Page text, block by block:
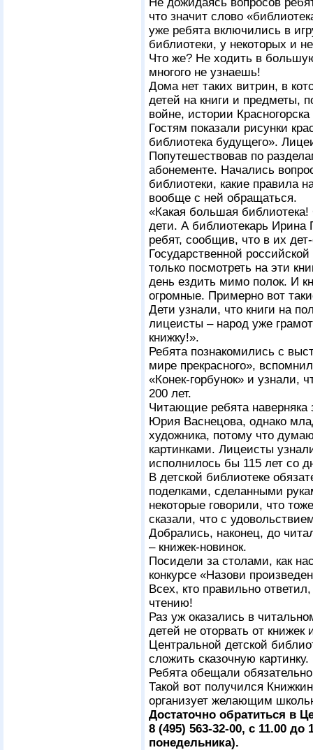
что значит слово
уже ребята включились в
библиотеки, у некоторых и
Что же? Не ходить в
многого не узнаешь!
Дома нет таких витрин, в
детей на книги и предметы,
войне, истории
Гостям показали рисунки
библиотека будущего».
Попутешествовав по
абонементе. Начались
библиотеки, какие правила
вообще с ней обращаться.
«Какая большая
дети. А библиотекарь
ребят, сообщив, что в их
Государственной
только посмотреть на эти
день ездить мимо полок. И
огромные. Примерно вот
Дети узнали, что книги на
лицеисты – народ уже
книжку!».
Ребята познакомились с
мире прекрасного»,
«Конек-горбунок» и узнали,
200 лет.
Читающие ребята наверняка
Юрия Васнецова, однако
художника, потому что
картинками. Лицеисты
исполнилось бы 115 лет со
В детской библиотеке
поделками, сделанными
некоторые говорили, что
сказали, что с
Добрались, наконец, до
– книжек-новинок.
Посидели за столами, как
конкурсе «Назови
Всех, кто правильно
чтению!
Раз уж оказались в
детей не оторвать от
Центральной детской
сложить сказочную картинку.
Ребята обещали
Такой вот получился
организует желающим
Достаточно обратиться в
8 (495) 563-32-00, с 11.00
понедельника).